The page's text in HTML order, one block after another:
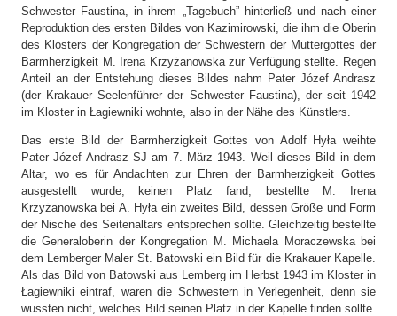
Schwester Faustina, in ihrem „Tagebuch” hinterließ und nach einer
Reproduktion des ersten Bildes von Kazimirowski, die ihm die Oberin
des Klosters der Kongregation der Schwestern der Muttergottes der
Barmherzigkeit M. Irena Krzyżanowska zur Verfügung stellte. Regen
Anteil an der Entstehung dieses Bildes nahm Pater Józef Andrasz
(der Krakauer Seelenführer der Schwester Faustina), der seit 1942
im Kloster in Łagiewniki wohnte, also in der Nähe des Künstlers.
Das erste Bild der Barmherzigkeit Gottes von Adolf Hyła weihte
Pater Józef Andrasz SJ am 7. März 1943. Weil dieses Bild in dem
Altar, wo es für Andachten zur Ehren der Barmherzigkeit Gottes
ausgestellt wurde, keinen Platz fand, bestellte M. Irena
Krzyżanowska bei A. Hyła ein zweites Bild, dessen Größe und Form
der Nische des Seitenaltars entsprechen sollte. Gleichzeitig bestellte
die Generaloberin der Kongregation M. Michaela Moraczewska bei
dem Lemberger Maler St. Batowski ein Bild für die Krakauer Kapelle.
Als das Bild von Batowski aus Lemberg im Herbst 1943 im Kloster in
Łagiewniki eintraf, waren die Schwestern in Verlegenheit, denn sie
wussten nicht, welches Bild seinen Platz in der Kapelle finden sollte.